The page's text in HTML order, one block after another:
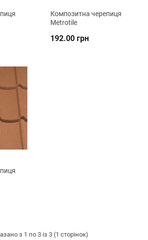
Композитна черепиця
Metrotile
192.00 грн
з 1 по 3 із 3 (1 сторінок)